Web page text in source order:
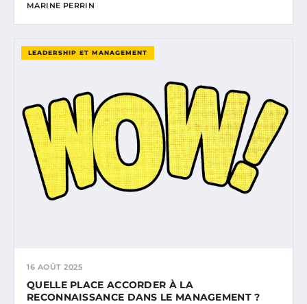
MARINE PERRIN
LEADERSHIP ET MANAGEMENT
16 AOÛT 2025
QUELLE PLACE ACCORDER À LA
RECONNAISSANCE DANS LE MANAGEMENT ?